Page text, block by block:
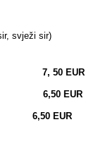
sir, svježi sir)
7, 50 EUR
6,50 EUR
6,50 EUR